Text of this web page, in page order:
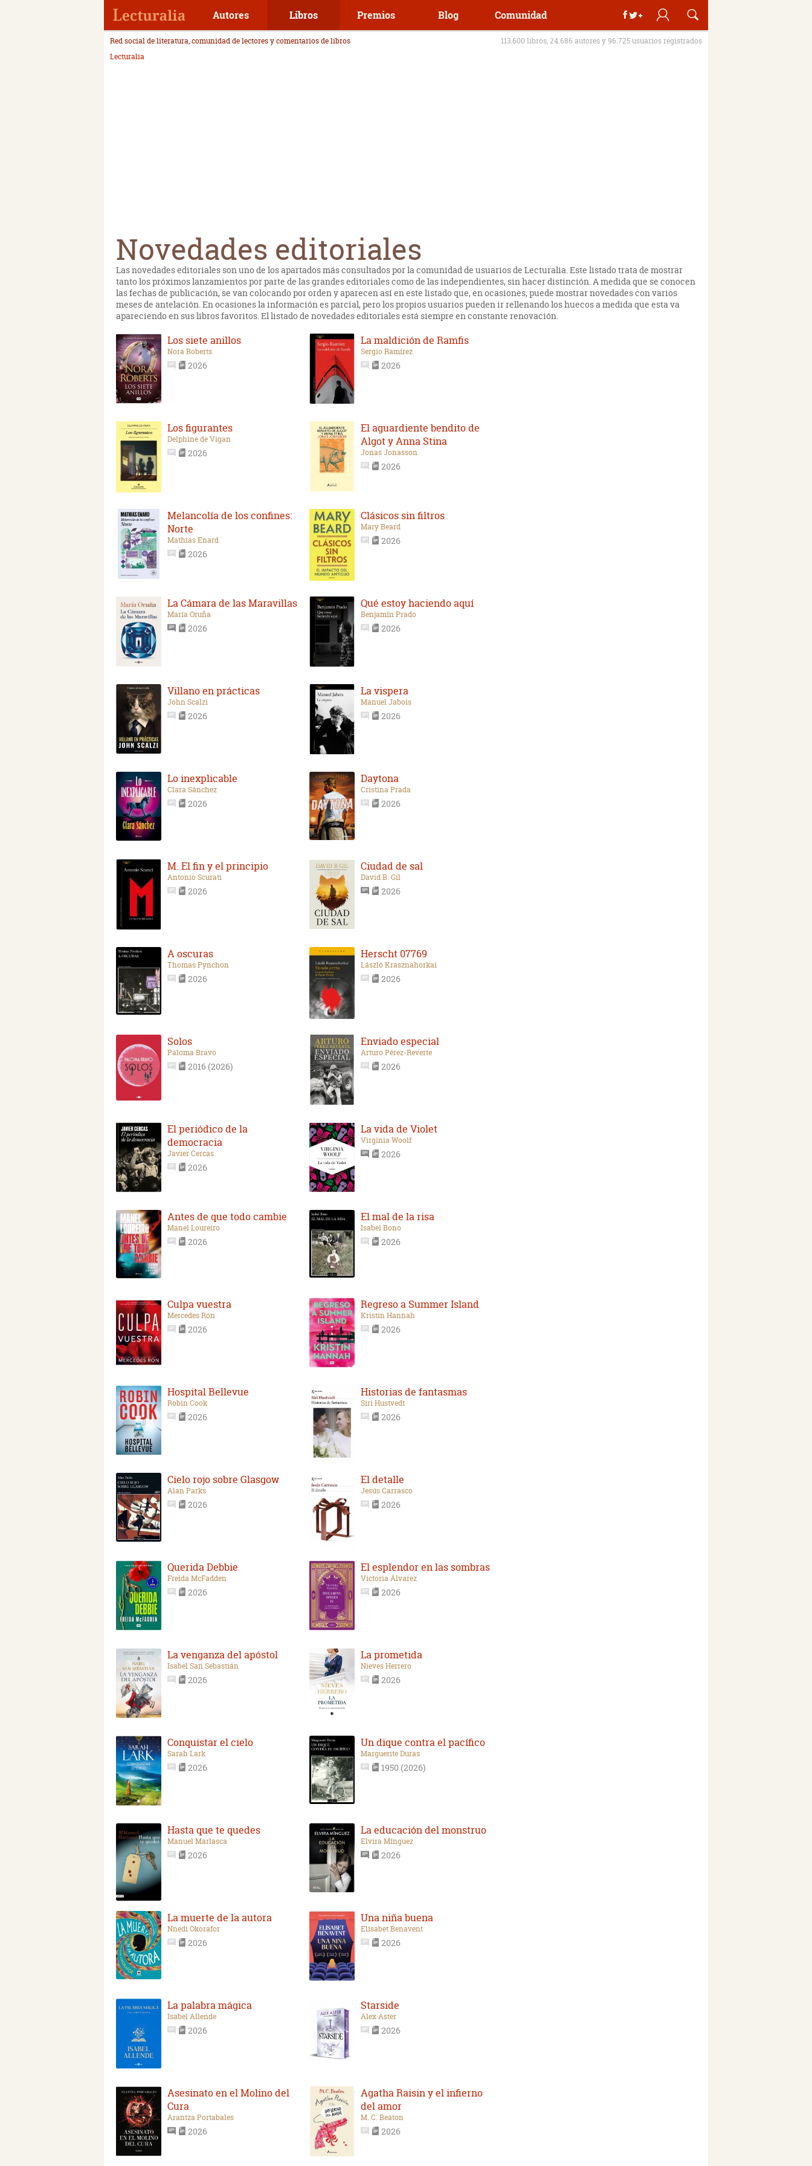
Autores Libros Premios Blog Comunidad
Red social de literatura, comunidad de lectores y comentarios de libros
113.600 libros, 24.686 autores y 96.725 usuarios registrados
Lecturalia
Novedades editoriales
Las novedades editoriales son uno de los apartados más consultados por la comunidad de usuarios de Lecturalia. Este listado trata de mostrar
tanto los próximos lanzamientos por parte de las grandes editoriales como de las independientes, sin hacer distinción. A medida que se conocen
las fechas de publicación, se van colocando por orden y aparecen así en este listado que, en ocasiones, puede mostrar novedades con varios
meses de antelación. En ocasiones la información es parcial, pero los propios usuarios pueden ir rellenando los huecos a medida que esta va
apareciendo en sus libros favoritos. El listado de novedades editoriales está siempre en constante renovación.
Los siete anillos
Nora Roberts
2026
La maldición de Ramfis
Sergio Ramírez
2026
Los figurantes
Delphine de Vigan
2026
El aguardiente bendito de
Algot y Anna Stina
Jonas Jonasson
2026
Melancolía de los confines:
Norte
Mathias Enard
2026
Clásicos sin filtros
Mary Beard
2026
La Cámara de las Maravillas
María Oruña
2026
Qué estoy haciendo aquí
Benjamín Prado
2026
Villano en prácticas
John Scalzi
2026
La vispera
Manuel Jabois
2026
Lo inexplicable
Clara Sánchez
2026
Daytona
Cristina Prada
2026
M. El fin y el principio
Antonio Scurati
2026
Ciudad de sal
David B. Gil
2026
A oscuras
Thomas Pynchon
2026
Herscht 07769
László Krasznahorkai
2026
Solos
Paloma Bravo
2016 (2026)
Enviado especial
Arturo Pérez-Reverte
2026
El periódico de la
democracia
Javier Cercas
2026
La vida de Violet
Virginia Woolf
2026
Antes de que todo cambie
Manel Loureiro
2026
El mal de la risa
Isabel Bono
2026
Culpa vuestra
Mercedes Ron
2026
Regreso a Summer Island
Kristin Hannah
2026
Hospital Bellevue
Robin Cook
2026
Historias de fantasmas
Siri Hustvedt
2026
Cielo rojo sobre Glasgow
Alan Parks
2026
El detalle
Jesús Carrasco
2026
Querida Debbie
Freida McFadden
2026
El esplendor en las sombras
Victoria Álvarez
2026
La venganza del apóstol
Isabel San Sebastián
2026
La prometida
Nieves Herrero
2026
Conquistar el cielo
Sarah Lark
2026
Un dique contra el pacífico
Marguerite Duras
1950 (2026)
Hasta que te quedes
Manuel Marlasca
2026
La educación del monstruo
Elvira Mínguez
2026
La muerte de la autora
Nnedi Okorafor
2026
Una niña buena
Elísabet Benavent
2026
La palabra mágica
Isabel Allende
2026
Starside
Alex Aster
2026
Asesinato en el Molino del
Cura
Arantza Portabales
2026
Agatha Raisin y el infierno
del amor
M. C. Beaton
2026